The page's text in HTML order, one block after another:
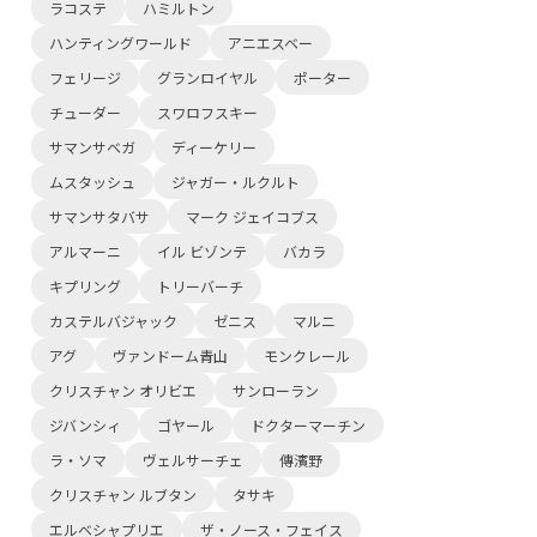
ラコステ
ハミルトン
ハンティングワールド
アニエスベー
フェリージ
グランロイヤル
ポーター
チューダー
スワロフスキー
サマンサベガ
ディーケリー
ムスタッシュ
ジャガー・ルクルト
サマンサタバサ
マーク ジェイコブス
アルマーニ
イル ビゾンテ
バカラ
キプリング
トリーバーチ
カステルバジャック
ゼニス
マルニ
アグ
ヴァンドーム青山
モンクレール
クリスチャン オリビエ
サンローラン
ジバンシィ
ゴヤール
ドクターマーチン
ラ・ソマ
ヴェルサーチェ
傳濱野
クリスチャン ルブタン
タサキ
エルベシャプリエ
ザ・ノース・フェイス